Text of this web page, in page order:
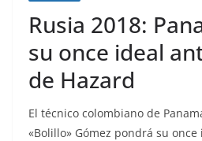
Rusia 2018:
su once ideal
de Hazard
El técnico colombiano de
«Bolillo» Gómez pondrá su